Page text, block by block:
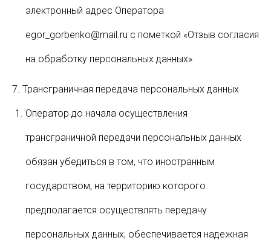
электронный адрес Оператора
egor_gorbenko@mail.ru с пометкой «Отзыв согласия
на обработку персональных данных».
7. Трансграничная передача персональных данных
Оператор до начала осуществления
трансграничной передачи персональных данных
обязан убедиться в том, что иностранным
государством, на территорию которого
предполагается осуществлять передачу
персональных данных, обеспечивается надежная